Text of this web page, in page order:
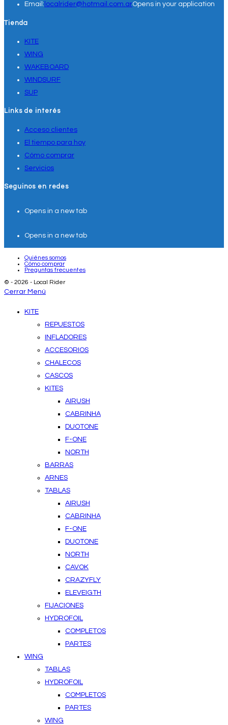
Email: localrider@hotmail.com.arOpens in your application
Tienda
KITE
WING
WAKEBOARD
WINDSURF
SUP
Links de interés
Acceso clientes
El tiempo para hoy
Cómo comprar
Servicios
Seguinos en redes
Opens in a new tab
Opens in a new tab
Quiénes somos
Cómo comprar
Preguntas frecuentes
© - 2026 - Local Rider
Cerrar Menú
KITE
REPUESTOS
INFLADORES
ACCESORIOS
CHALECOS
CASCOS
KITES
AIRUSH
CABRINHA
DUOTONE
F-ONE
NORTH
BARRAS
ARNES
TABLAS
AIRUSH
CABRINHA
F-ONE
DUOTONE
NORTH
CAVOK
CRAZYFLY
ELEVEIGTH
FIJACIONES
HYDROFOIL
COMPLETOS
PARTES
WING
TABLAS
HYDROFOIL
COMPLETOS
PARTES
WING